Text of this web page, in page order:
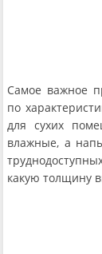
Самое важное
по
для сухих
влажные, а
какую толщину